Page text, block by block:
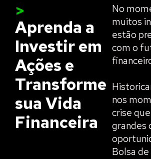
>
Aprenda a
Investir em
Ações e
Transforme
sua Vida
Financeira
No
muitos
estão
com o
nos
crise
grandes
Bolsa